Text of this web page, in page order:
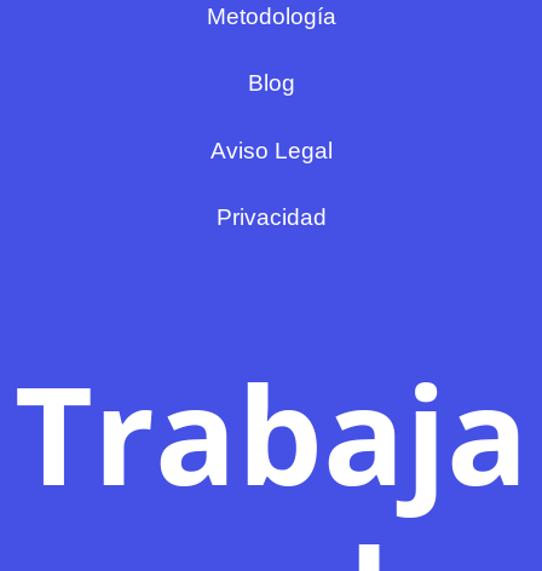
Metodología
Blog
Aviso Legal
Privacidad
Trabaja